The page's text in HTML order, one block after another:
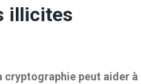
illicites
cryptographie peut aider à